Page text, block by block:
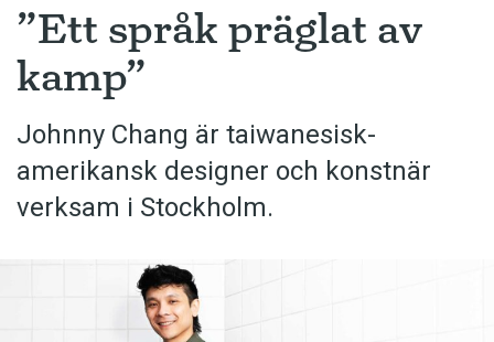
”Ett språk präglat av
kamp”
Johnny Chang är taiwanesisk-
amerikansk designer och konstnär
verksam i Stockholm.